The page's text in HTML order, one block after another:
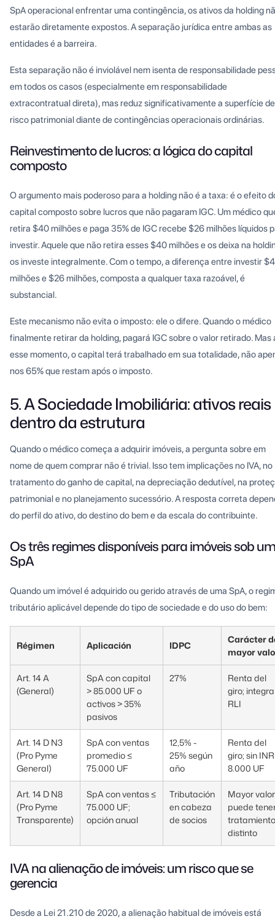
SpA operacional enfrentar uma contingência, os ativos da holding
estarão diretamente expostos. A separação jurídica entre ambas as
entidades é a barreira.
Esta separação não é inviolável nem isenta de responsabilidade
em todos os casos (especialmente em responsabilidade
extracontratual direta), mas reduz significativamente a superfície de
risco patrimonial diante de contingências operacionais ordinárias.
Reinvestimento de lucros: a lógica do capital
composto
O argumento mais poderoso para a holding não é a taxa: é o efeito
capital composto sobre lucros que não pagaram IGC. Um médico
retira $40 milhões e paga 35% de IGC recebe $26 milhões líquidos
investir. Aquele que não retira esses $40 milhões e os deixa na
os investe integralmente. Com o tempo, a diferença entre investir
milhões e $26 milhões, composta a qualquer taxa razoável, é
substancial.
Este mecanismo não evita o imposto: ele o difere. Quando o médico
finalmente retirar da holding, pagará IGC sobre o valor retirado. Mas
esse momento, o capital terá trabalhado em sua totalidade, não
nos 65% que restam após o imposto.
5. A Sociedade Imobiliária: ativos reais
dentro da estrutura
Quando o médico começa a adquirir imóveis, a pergunta sobre em
nome de quem comprar não é trivial. Isso tem implicações no IVA, no
tratamento do ganho de capital, na depreciação dedutível, na
patrimonial e no planejamento sucessório. A resposta correta
do perfil do ativo, do destino do bem e da escala do contribuinte.
Os três regimes disponíveis para imóveis sob
SpA
Quando um imóvel é adquirido ou gerido através de uma SpA, o
tributário aplicável depende do tipo de sociedade e do uso do bem:
Régimen Aplicación IDPC
Carácter
mayor
Art. 14 A
(General)
SpA con capital
> 85.000 UF o
activos > 35%
pasivos
27%
Renta del
giro; integra
RLI
Art. 14 D N3
(Pro Pyme
General)
SpA con ventas
promedio ≤
75.000 UF
12,5% -
25% según
año
Renta del
giro; sin INR
8.000 UF
Art. 14 D N8
(Pro Pyme
Transparente)
SpA con ventas ≤
75.000 UF;
opción anual
Tributación
en cabeza
de socios
Mayor valor
puede
tratamiento
distinto
IVA na alienação de imóveis: um risco que se
gerencia
Desde a Lei 21.210 de 2020, a alienação habitual de imóveis está